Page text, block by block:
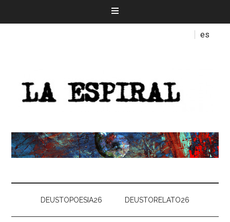
es
DEUSTOPOESIA26 DEUSTORELATO26